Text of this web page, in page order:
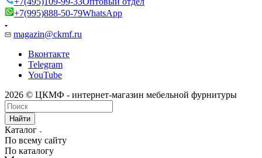
+7(995)888-50-79WhatsApp
magazin@ckmf.ru
Вконтакте
Telegram
YouTube
2026 © ЦКМФ - интернет-магазин мебельной фурнитуры
Найти
Каталог
По всему сайту
По каталогу